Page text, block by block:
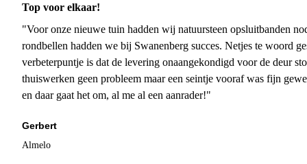
Top voor elkaar!
"Voor onze nieuwe tuin hadden wij natuursteen opsluitbanden
rondbellen hadden we bij Swanenberg succes. Netjes te woord
verbeterpuntje is dat de levering onaangekondigd voor de deur
thuiswerken geen probleem maar een seintje vooraf was fijn
en daar gaat het om, al me al een aanrader!"
Gerbert
Almelo